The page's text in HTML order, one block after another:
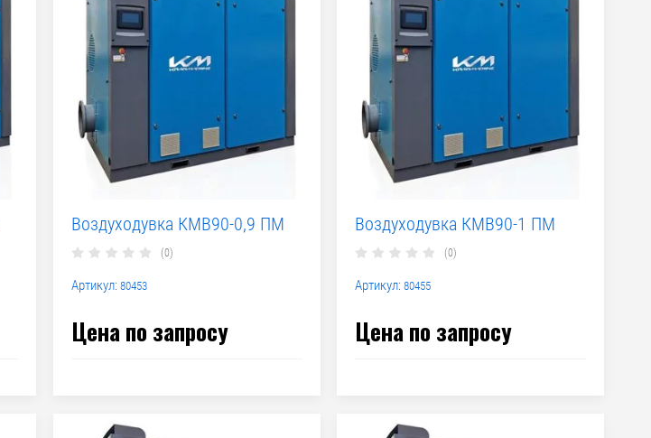
Воздуходувка КМВ90-0,9 ПМ
(0)
Артикул:80453
Цена по запросу
Воздуходувка КМВ90-1 ПМ
(0)
Артикул: 80455
Цена по запросу